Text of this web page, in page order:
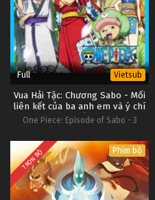
Full Vietsub
Vua Hải Tặc: Chương Sabo - Mối
liên kết của ba anh em và ý chí
được kế thừa
One Piece: Episode of Sabo - 3
Uketsugareru Ishi, One Piece Sapo
Special Chapter Three Brothers'
Bonds, Miracle Reunion and
Inherited Will
TRỌN BỘ Phim bộ